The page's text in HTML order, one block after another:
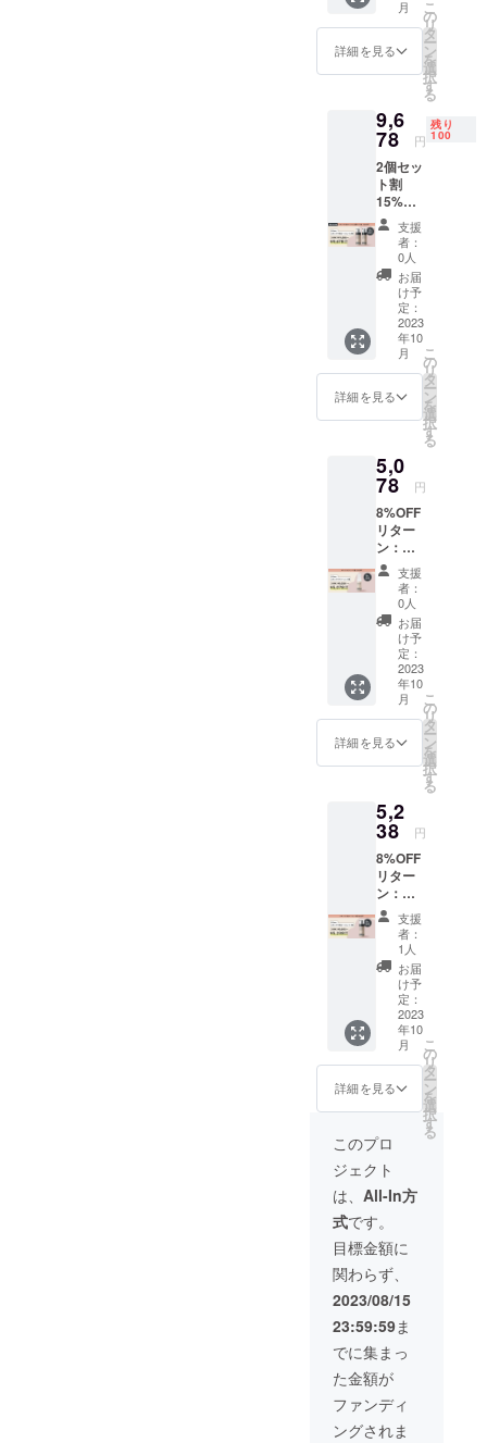
り1,682
円＋送
料分お
ます。
※一般販
売価格
は予告
なく変
更にな
る場合
がござ
いま
す。予
めご了
承くだ
さい。
※パッ
ケージ
は予告
なく変
いま
す。予
承くだ
さい。
般販売
価格
（税込
11,040
円予
り1,656
円＋送
料分お
得にご
購入い
ただけ
ます。
※一般販
売価格
は予告
なく変
更にな
る場合
がござ
いま
す。予
めご了
ケージ
は予告
なく変
更にな
る場合
がござ
いま
す。予
めご了
承くだ
さい。
月
詳細を見る
こ
の
リ
タ
ー
ン
を
選
択
す
る
9,6
78 円
残り
100
2個セッ
ト割
15%OF
F リ
ター
ン：
&Stem
スキン
ケア泡
ロー
ション
×2個 一
般販売
価格
（税込
11,386
定）よ
り1,708
円＋送
料分お
得にご
購入い
ただけ
ます。
※一般販
売価格
は予告
なく変
更にな
る場合
がござ
いま
す。予
※パッ
ケージ
は予告
なく変
更にな
る場合
がござ
いま
す。予
めご了
承くだ
さい。
支援
者：
0人
お届
け予
定：
2023
年10
月
詳細を見る
こ
の
リ
タ
ー
ン
を
選
択
す
る
5,0
78 円
8%OFF
リター
ン：
&Stem
スキン
ケアク
リーム×
１個 一
般販売
価格
（税込
5,520円
予定）
より442
円+送料
分お得
入いた
だけま
す。 ※
一般販
売価格
は予告
なく変
更にな
る場合
がござ
いま
す。予
めご了
承くだ
さい。
※パッ
ケージ
更にな
る場合
がござ
いま
す。予
めご了
承くだ
さい。
支援
者：
0人
お届
け予
定：
2023
年10
月
詳細を見る
こ
の
リ
タ
ー
ン
を
選
択
す
る
5,2
38 円
8%OFF
リター
ン：
&Stem
スキン
ケア泡
ロー
ション×
１個 一
般販売
価格
（税込
5,693円
予定）
より455
円＋送
料分お
得にご
購入い
ただけ
ます。
※一般販
売価格
は予告
なく変
更にな
る場合
がござ
いま
す。予
めご了
承くだ
さい。
※パッ
支援
者：
1人
お届
け予
定：
2023
年10
月
詳細を見る
こ
の
リ
タ
ー
ン
を
選
択
す
る
このプロ
ジェクト
は、 All-In方
式です。
目標金額に
関わらず、
2023/08/15
23:59:59ま
でに集まっ
た金額が
ファンディ
ングされま